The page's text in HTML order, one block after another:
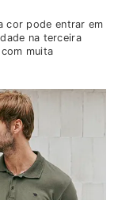
cor pode entrar em
na terceira
muita